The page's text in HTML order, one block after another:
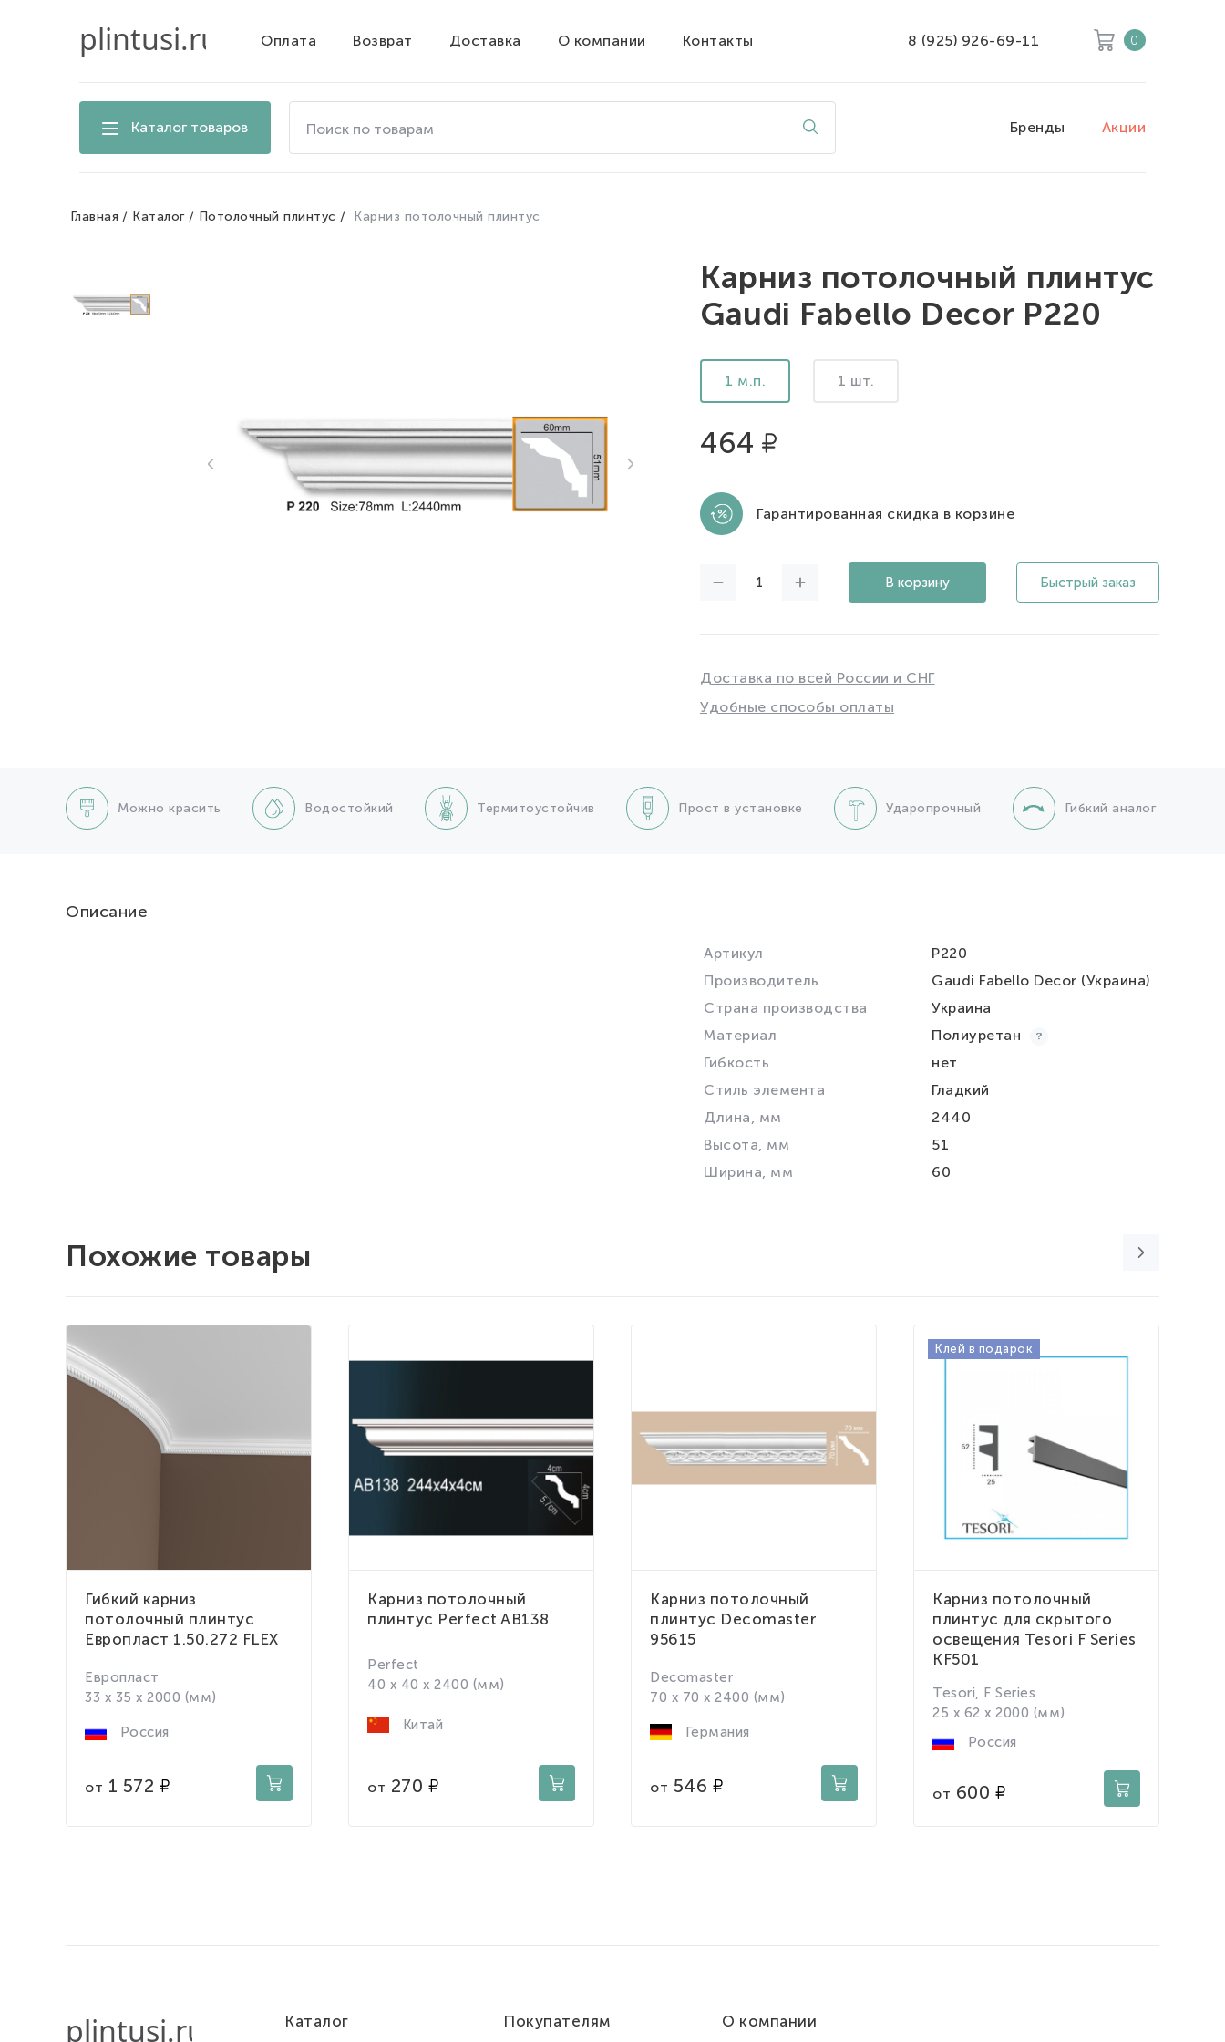
Оплата Возврат Доставка О компании Контакты 8 (925) 926-69-11 0
Каталог товаров
товарам
Бренды Акции
Главная Каталог Потолочный плинтус Карниз потолочный плинтус
Карниз потолочный плинтус
Gaudi Fabello Decor P220
1 м.п. 1 шт.
464
Гарантированная скидка в корзине
В корзину Быстрый заказ
Доставка по всей России и СНГ
Удобные способы оплаты
Можно красить Водостойкий Термитоустойчив Прост в установке Ударопрочный Гибкий аналог
Описание
Артикул
P220
Производитель
Gaudi Fabello Decor (Украина)
Страна производства
Украина
Материал
Полиуретан
Гибкость
нет
Стиль элемента
Гладкий
Длина, мм
2440
Высота, мм
51
Ширина, мм
60
Похожие товары
Гибкий карниз
потолочный плинтус
Европласт 1.50.272 FLEX
Европласт
33 x 35 x 2000 (мм)
Россия
от 1 572
Карниз потолочный
плинтус Perfect AB138
Perfect
40 x 40 x 2400 (мм)
Китай
от 270
Карниз потолочный
плинтус Decomaster
95615
Decomaster
70 x 70 x 2400 (мм)
Германия
от 546
Клей в подарок
Карниз потолочный
плинтус для скрытого
освещения Tesori F Series
KF501
Tesori, F Series
25 x 62 x 2000 (мм)
Россия
от 600
Каталог Покупателям О компании